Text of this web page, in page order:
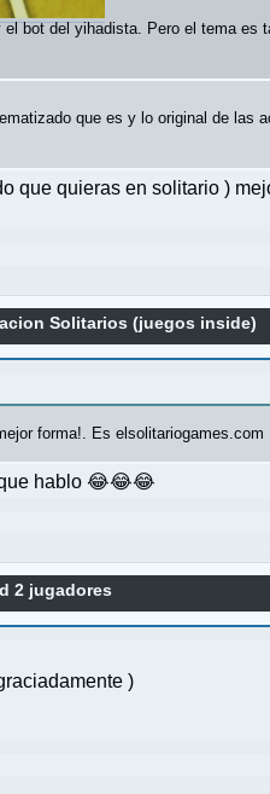
bot del yihadista. Pero el tema es
que es y lo original de las
quieras en solitario )
Solitarios (juegos inside)
forma!. Es elsolitariogames.com
hablo 😂😂😂
2 jugadores
)